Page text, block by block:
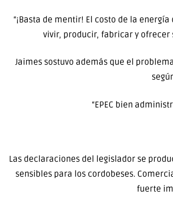
“¡Basta de mentir! El costo de la
vivir, producir, fabricar y ofrecer
Jaimes sostuvo además que el
“EPEC bien
Las declaraciones del legislador se
sensibles para los cordobeses.
fuerte